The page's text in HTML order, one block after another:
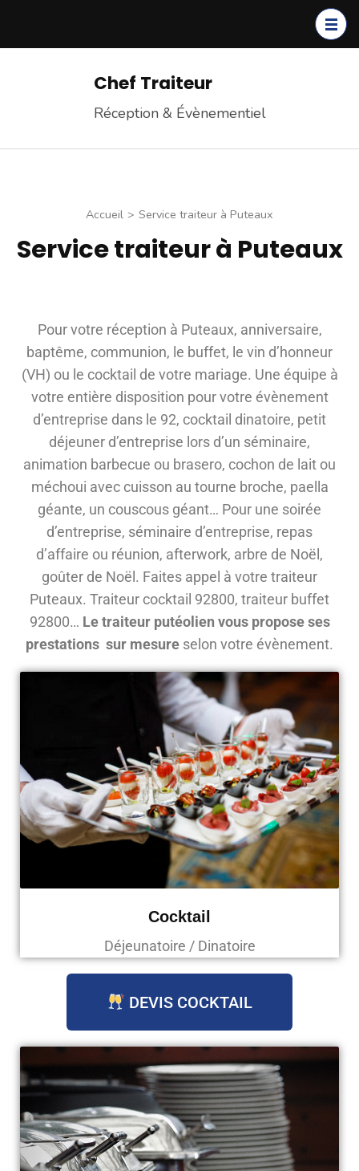
Chef Traiteur
Réception & Évènementiel
Accueil > Service traiteur à Puteaux
Service traiteur à Puteaux
Pour votre réception à Puteaux, anniversaire,
baptême, communion, le buffet, le vin d’honneur
(VH) ou le cocktail de votre mariage. Une équipe à
votre entière disposition pour votre évènement
d’entreprise dans le 92, cocktail dinatoire, petit
déjeuner d’entreprise lors d’un séminaire,
animation barbecue ou brasero, cochon de lait ou
méchoui avec cuisson au tourne broche, paella
géante, un couscous géant… Pour une soirée
d’entreprise, séminaire d’entreprise, repas
d’affaire ou réunion, afterwork, arbre de Noël,
goûter de Noël. Faites appel à votre traiteur
Puteaux. Traiteur cocktail 92800, traiteur buffet
92800… Le traiteur putéolien vous propose ses
prestations sur mesure selon votre évènement.
Cocktail
Déjeunatoire / Dinatoire
DEVIS COCKTAIL